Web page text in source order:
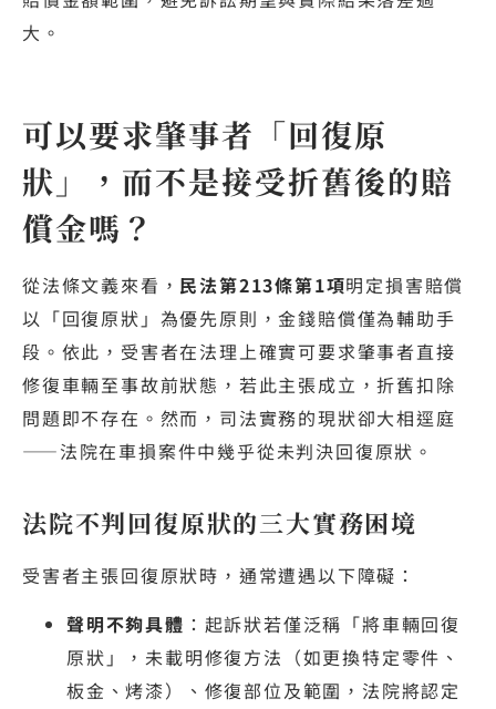
大。
可以要求肇事者「回復原
狀」，而不是接受折舊後的賠
償金嗎？
從法條文義來看， 民法第213條第1項明定損害賠償
以「回復原狀」為優先原則，金錢賠償僅為輔助手
段。依此，受害者在法理上確實可要求肇事者直接
修復車輛至事故前狀態，若此主張成立，折舊扣除
問題即不存在。然而，司法實務的現狀卻大相逕庭
——法院在車損案件中幾乎從未判決回復原狀。
法院不判回復原狀的三大實務困境
受害者主張回復原狀時，通常遭遇以下障礙：
聲明不夠具體 ：起訴狀若僅泛稱「將車輛回復
原狀」，未載明修復方法（如更換特定零件、
板金、烤漆）、修復部位及範圍，法院將認定